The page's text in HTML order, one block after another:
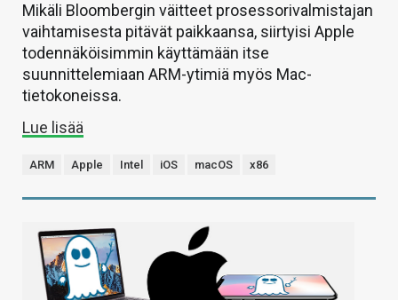
Mikäli Bloombergin väitteet prosessorivalmistajan
vaihtamisesta pitävät paikkaansa, siirtyisi Apple
todennäköisimmin käyttämään itse
suunnittelemiaan ARM-ytimiä myös Mac-
tietokoneissa.
Lue lisää
ARM Apple Intel iOS macOS x86